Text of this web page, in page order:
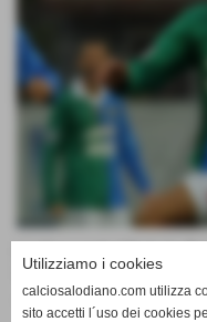
L´attaccante Michele
Valle d´Aosta, squadra
- 2^ Divisione.
Utilizziamo i cookies
calciosalodiano.com utilizza
sito accetti l´uso dei cookies